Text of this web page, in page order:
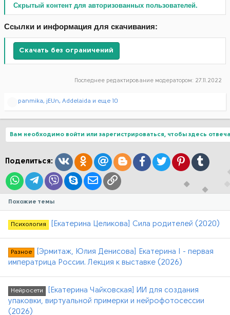
Скрытый контент для авторизованных пользователей.
Ссылки и информация для скачивания:
Скачать без ограничений
Последнее редактирование модератором: 27.11.2022
Р
ц
и
:
panmika, jEUn, Addelaida и еще 10
Вам необходимо войти или зарегистрироваться, чтобы здесь
Поделиться: ВконтактеОдноклассники
Mail.ruBloggerFacebook
TwitterPinterestTumblr
WhatsAppTelegram
Viber SkypeЭлектронная почта
Ссылка
Похожие темы
Психология [Екатерина Целикова] Сила родителей (2020)
Разное
[Эрмитаж, Юлия Денисова] Екатерина I - первая
императрица России. Лекция к выставке (2026)
Нейросети
[Екатерина Чайковская] ИИ для создания
упаковки, виртуальной примерки и нейрофотосессии
(2026)